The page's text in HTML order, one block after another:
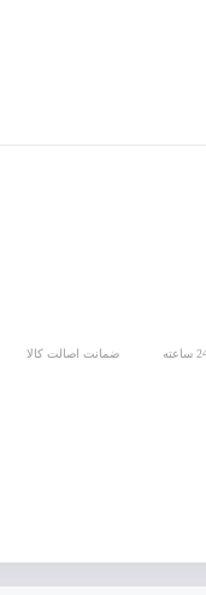
ضمانت اصالت کالا